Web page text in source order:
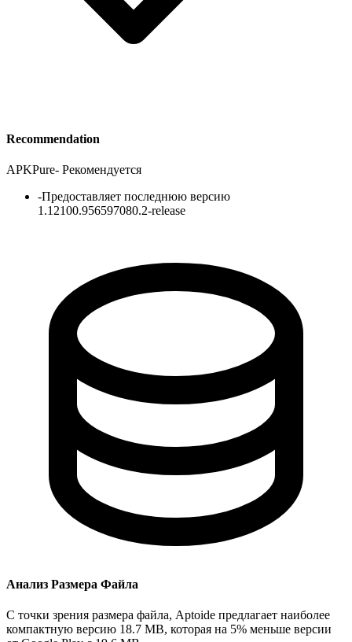
Recommendation
APKPure- Рекомендуется
-Предоставляет последнюю версию
1.12100.956597080.2-release
Анализ Размера Файла
С точки зрения размера файла, Aptoide предлагает наиболее
компактную версию 18.7 MB, которая на 5% меньше версии